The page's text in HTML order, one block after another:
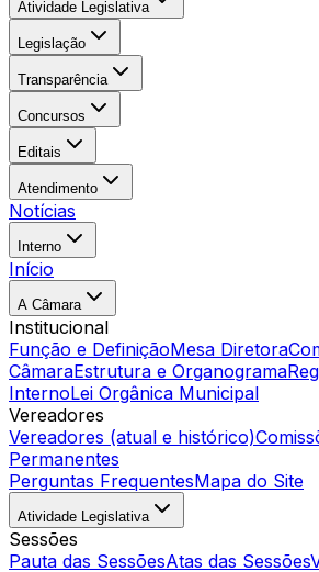
Atividade Legislativa
Legislação
Transparência
Concursos
Editais
Atendimento
Notícias
Interno
Início
A Câmara
Institucional
Função e DefiniçãoMesa Diretora
CâmaraEstrutura e Organograma
InternoLei Orgânica Municipal
Vereadores
Vereadores (atual e histórico)
Permanentes
Perguntas FrequentesMapa do Site
Atividade Legislativa
Sessões
Pauta das SessõesAtas das Sessões